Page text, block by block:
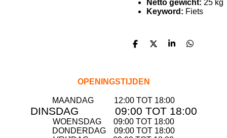
Netto gewicht: 25 kg
Keyword: Fiets
DelenDeel ShareDelen
OPENINGSTIJDEN
MAANDAG 12:00 TOT 18:00
DINSDAG 09:00 TOT 18:00
WOENSDAG 09:00 TOT 18:00
DONDERDAG 09:00 TOT 18:00